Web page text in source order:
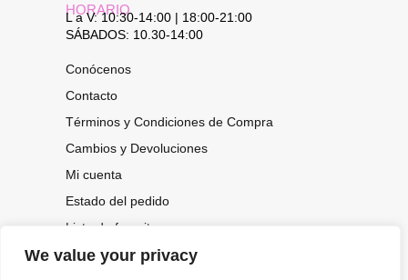
We value your privacy
HORARIO
L a V: 10:30-14:00 | 18:00-21:00
SÁBADOS: 10.30-14:00
Conócenos
Contacto
Términos y Condiciones de Compra
Cambios y Devoluciones
Mi cuenta
Estado del pedido
Lista de favoritos